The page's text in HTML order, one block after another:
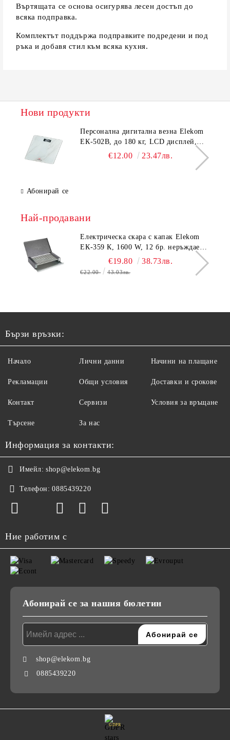
Въртящата се основа осигурява лесен достъп до
всяка подправка.
Комплектът поддържа подправките подредени и под
ръка и добавя стил към всяка кухня.
Нови продукти
Персонална дигитална везна Elekom
ЕК-502B, до 180 кг, LCD дисплей,
Темперирано стъкло - 6.0 мм,
€12.00 23.47лв.
Абонирай се
Най-продавани
Електрическа скара с капак Elekom
ЕК-359 К, 1600 W, 12 бр. неръждаеми
тръбни нагревятеля
€19.80 38.73лв.
€22.00 43.03лв.
Бързи връзки:
Начало
Рекламации
Контакт
Търсене
Лични данни
Общи условия
Сервизи
За нас
Начини на плащане
Доставки и срокове
Условия за връщане
Информация за контакти:
Имейл: shop@elekom.bg
Телефон: 0885439220
Ние работим с
Абонирай се за нашия бюлетин
shop@elekom.bg
0885439220
GDPR